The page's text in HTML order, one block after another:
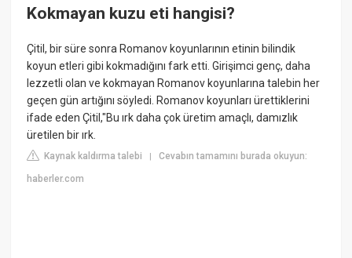
Kokmayan kuzu eti hangisi?
Çitil, bir süre sonra Romanov koyunlarının etinin bilindik
koyun etleri gibi kokmadığını fark etti. Girişimci genç, daha
lezzetli olan ve kokmayan Romanov koyunlarına talebin her
geçen gün artığını söyledi. Romanov koyunları ürettiklerini
ifade eden Çitil,"Bu ırk daha çok üretim amaçlı, damızlık
üretilen bir ırk.
Kaynak kaldırma talebi |Cevabın tamamını burada okuyun:
haberler.com